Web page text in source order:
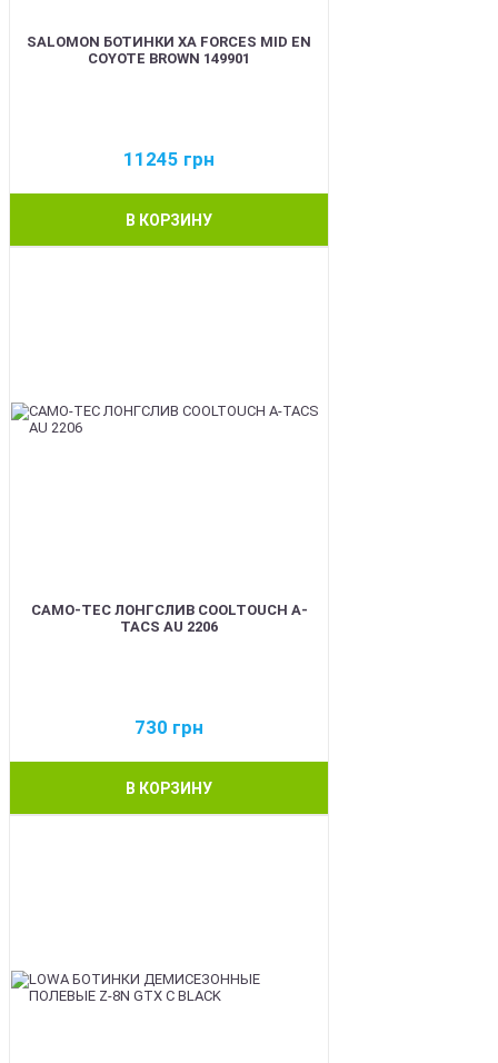
SALOMON БОТИНКИ XA FORCES MID EN
COYOTE BROWN 149901
11245 грн
В КОРЗИНУ
CAMO-TEC ЛОНГСЛИВ COOLTOUCH A-
TACS AU 2206
730 грн
В КОРЗИНУ